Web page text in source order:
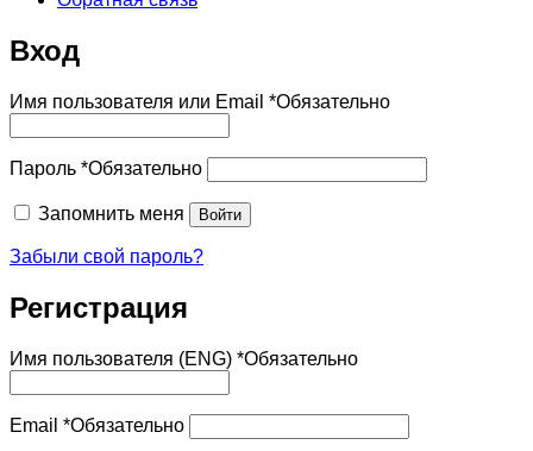
Вход
Имя пользователя или Email *Обязательно
Пароль *Обязательно
Запомнить меня Войти
Забыли свой пароль?
Регистрация
Имя пользователя (ENG) *Обязательно
Email *Обязательно